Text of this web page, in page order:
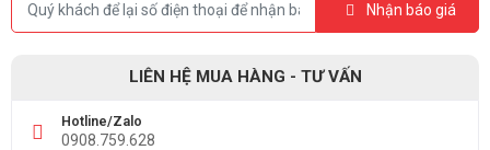
Nhận báo giá
LIÊN HỆ MUA HÀNG - TƯ VẤN
Hotline/Zalo
0908.759.628